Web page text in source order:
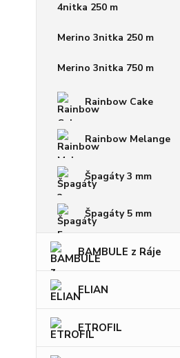
4nitka 250 m
Merino 3nitka 250 m
Merino 3nitka 750 m
Rainbow Cake
Rainbow Melange
Špagáty 3 mm
Špagáty 5 mm
BAMBULE z Ráje
ELIAN
ETROFIL